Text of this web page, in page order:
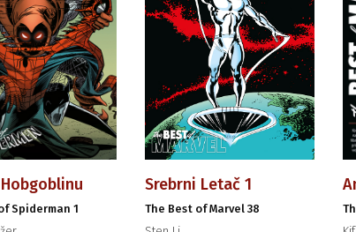
Spiderman 1
Srebrni Letač 1
The Best of Marvel 38